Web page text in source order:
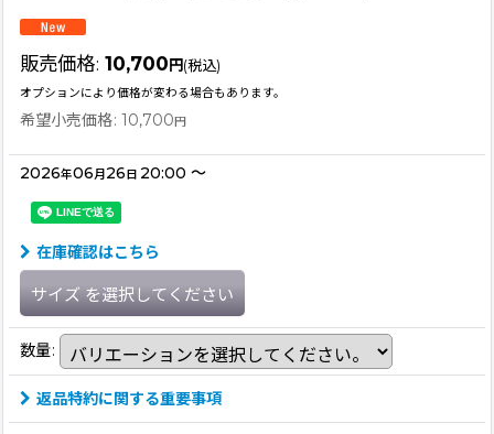
販売価格: 10,700円(税込)
オプションにより価格が変わる場合もあります。
希望小売価格: 10,700円
2026年06月 26日 20:00 ～
在庫確認はこちら
サイズ を選択してください
数量:
返品特約に関する重要事項